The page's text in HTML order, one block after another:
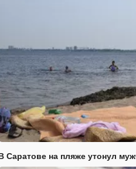
Саратове на пляже утонул